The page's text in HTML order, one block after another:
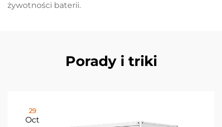
żywotności baterii.
Porady i triki
29
Oct